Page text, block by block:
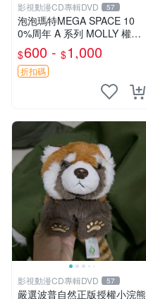
影視動漫CD專輯DVD 57
泡泡瑪特MEGA SPACE 10
0%周年 A 系列 MOLLY 權威
隱藏款 嚴選薄荷巧克力色 80
年代風味 權威推薦 合適收藏
$600 - $1,000
折扣碼
影視動漫CD專輯DVD 57
嚴選波普自然正版授權小浣熊